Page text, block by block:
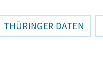
THÜRINGER DATEN